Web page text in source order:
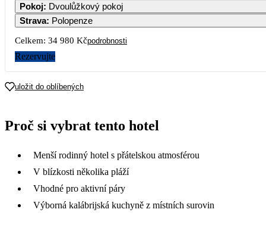
Pokoj: Dvoulůžkový pokoj
Strava: Polopenze
Celkem: 34 980 Kčpodrobnosti
Rezervujte
uložit do oblíbených
Proč si vybrat tento hotel
Menší rodinný hotel s přátelskou atmosférou
V blízkosti několika pláží
Vhodné pro aktivní páry
Výborná kalábrijská kuchyně z místních surovin